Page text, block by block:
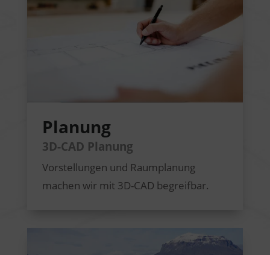
Planung
3D-CAD Planung
Vorstellungen und Raumplanung
machen wir mit 3D-CAD begreifbar.